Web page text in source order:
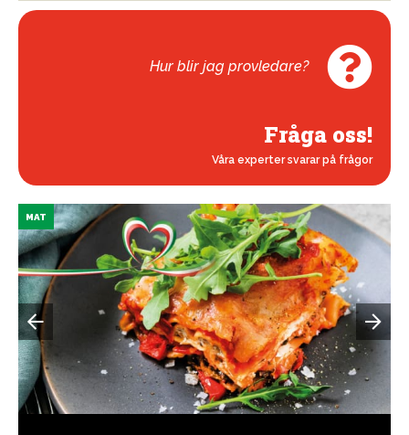
Hur blir jag provledare?
Fråga oss!
Våra experter svarar på frågor
MAT